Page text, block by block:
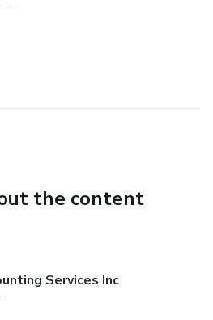
」
や不安点を丁寧にヒアリング
すく整理します。
the content
Services Inc